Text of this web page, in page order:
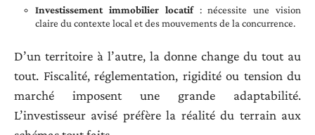
Investissement immobilier locatif: nécessite une vision
claire du contexte local et des mouvements de la concurrence.
D’un territoire à l’autre, la donne change du tout au
tout. Fiscalité, réglementation, rigidité ou tension du
marché imposent une grande adaptabilité.
L’investisseur avisé préfère la réalité du terrain aux